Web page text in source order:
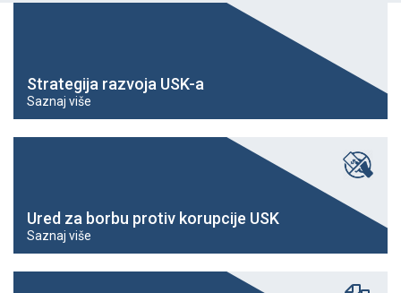
Strategija razvoja USK-a
Saznaj više
Ured za borbu protiv korupcije USK
Saznaj više